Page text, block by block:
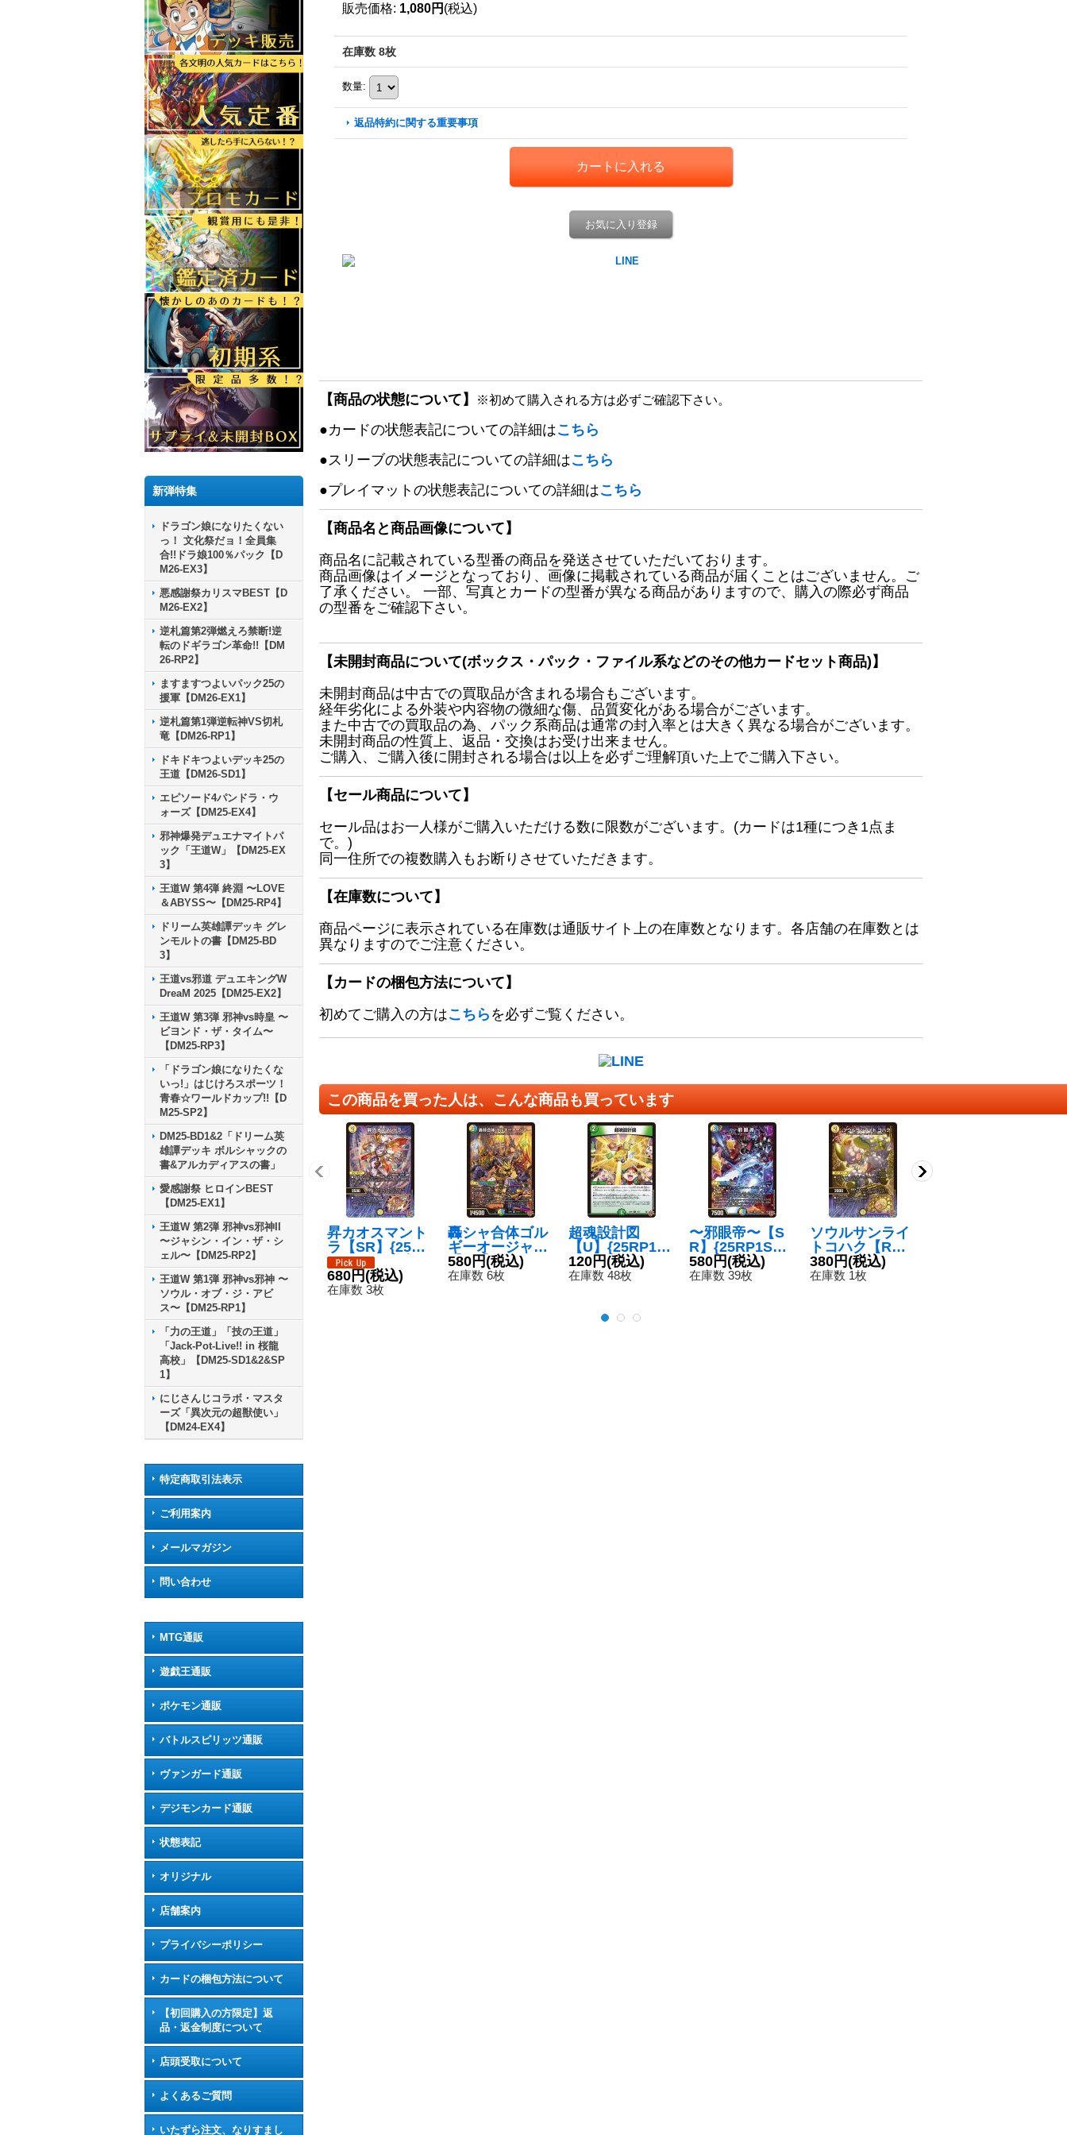
新弾特集
ドラゴン娘になりたくない
っ！ 文化祭だョ！全員集
合!!ドラ娘100％パック【D
M26-EX3】
悪感謝祭カリスマBEST【D
M26-EX2】
逆札篇第2弾燃えろ禁断!逆
転のドギラゴン革命!!【DM
26-RP2】
ますますつよいパック25の
援軍【DM26-EX1】
逆札篇第1弾逆転神VS切札
竜【DM26-RP1】
ドキドキつよいデッキ25の
王道【DM26-SD1】
エピソード4パンドラ・ウ
ォーズ【DM25-EX4】
邪神爆発デュエナマイトパ
ック「王道W」【DM25-EX
3】
王道W 第4弾 終淵 〜LOVE
＆ABYSS〜【DM25-RP4】
ドリーム英雄譚デッキ グレ
ンモルトの書【DM25-BD
3】
王道vs邪道 デュエキングW
DreaM 2025【DM25-EX2】
王道W 第3弾 邪神vs時皇 〜
ビヨンド・ザ・タイム〜
【DM25-RP3】
「ドラゴン娘になりたくな
いっ!」はじけろスポーツ！
青春☆ワールドカップ!!【D
M25-SP2】
DM25-BD1&2「ドリーム英
雄譚デッキ ボルシャックの
書&アルカディアスの書」
愛感謝祭 ヒロインBEST
【DM25-EX1】
王道W 第2弾 邪神vs邪神II
〜ジャシン・イン・ザ・シ
ェル〜【DM25-RP2】
王道W 第1弾 邪神vs邪神 〜
ソウル・オブ・ジ・アビ
ス〜【DM25-RP1】
「力の王道」「技の王道」
「Jack-Pot-Live!! in 桜龍
高校」【DM25-SD1&2&SP
1】
にじさんじコラボ・マスタ
ーズ「異次元の超獣使い」
【DM24-EX4】
特定商取引法表示
ご利用案内
メールマガジン
問い合わせ
MTG通販
遊戯王通販
ポケモン通販
バトルスピリッツ通販
ヴァンガード通販
デジモンカード通販
状態表記
オリジナル
店舗案内
プライバシーポリシー
カードの梱包方法について
【初回購入の方限定】返
品・返金制度について
店頭受取について
よくあるご質問
いたずら注文、なりすまし
販売価格: 1,080円 (税込)
在庫数 8枚
数量:
返品特約に関する重要事項
お気に入り登録
【商品の状態について】 ※初めて購入される方は必ずご確認下さい。
●カードの状態表記についての詳細はこちら
●スリーブの状態表記についての詳細はこちら
●プレイマットの状態表記についての詳細はこちら
【商品名と商品画像について】
商品名に記載されている型番の商品を発送させていただいております。
商品画像はイメージとなっており、画像に掲載されている商品が届くことはございません。ご
了承ください。 一部、写真とカードの型番が異なる商品がありますので、購入の際必ず商品
の型番をご確認下さい。
【未開封商品について(ボックス・パック・ファイル系などのその他カードセット商品)】
未開封商品は中古での買取品が含まれる場合もございます。
経年劣化による外装や内容物の微細な傷、品質変化がある場合がございます。
また中古での買取品の為、パック系商品は通常の封入率とは大きく異なる場合がございます。
未開封商品の性質上、返品・交換はお受け出来ません。
ご購入、ご購入後に開封される場合は以上を必ずご理解頂いた上でご購入下さい。
【セール商品について】
セール品はお一人様がご購入いただける数に限数がございます。(カードは1種につき1点ま
で。)
同一住所での複数購入もお断りさせていただきます。
【在庫数について】
商品ページに表示されている在庫数は通販サイト上の在庫数となります。各店舗の在庫数とは
異なりますのでご注意ください。
【カードの梱包方法について】
初めてご購入の方はこちら を必ずご覧ください。
この商品を買った人は、こんな商品も買っています
昇カオスマント
ラ【SR】{25RP
1S1/S11}《光》
680円(税込)
在庫数 3枚
轟シャ合体ゴル
ギーオージャー
【SR】{25RP2
S7/S11}《多》
580円(税込)
在庫数 6枚
超魂設計図
【U】{25RP14
7/77}《自然》
120円(税込)
在庫数 48枚
〜邪眼帝〜【S
R】{25RP1S6/S
11}《多》
580円(税込)
在庫数 39枚
ソウルサンライ
トコハク【R】
{25RP213/77}
《光》
380円(税込)
在庫数 1枚